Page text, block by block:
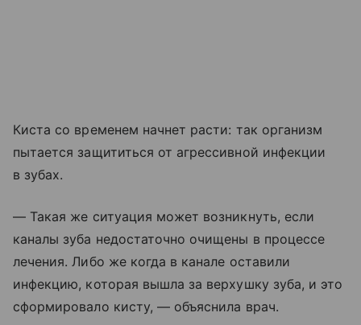
Киста со временем начнет расти: так организм
пытается защититься от агрессивной инфекции
в зубах.
— Такая же ситуация может возникнуть, если
каналы зуба недостаточно очищены в процессе
лечения. Либо же когда в канале оставили
инфекцию, которая вышла за верхушку зуба, и это
сформировало кисту, — объяснила врач.